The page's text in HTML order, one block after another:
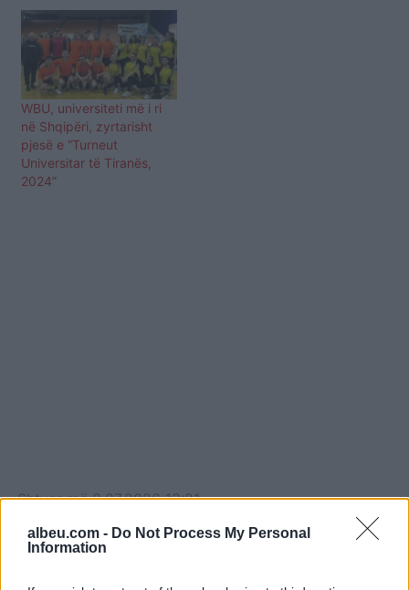
albeu.com - Do Not Process My Personal
Information
WBU, universiteti më i ri
në Shqipëri, zyrtarisht
pjesë e “Turneut
Universitar të Tiranës,
2024”
Shtuarmë8.07.2026 13:21
Tags:
Fc drenica futsall ,
Liga e kampionëve në
futsall